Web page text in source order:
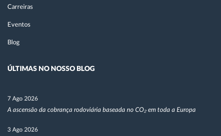
Carreiras
Eventos
Blog
ÚLTIMAS NO NOSSO BLOG
7 Ago 2026
A ascensão da cobrança rodoviária baseada no CO₂ em toda a Europa
3 Ago 2026